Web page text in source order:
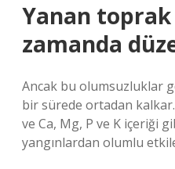
Yanan
zamanda
Ancak bu olumsuzluklar
bir sürede ortadan
ve Ca, Mg, P ve K içeriği
yangınlardan olumlu